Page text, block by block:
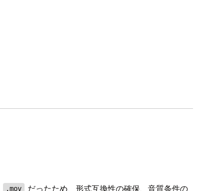
.mov だったため、形式互換性の確保、音質条件の